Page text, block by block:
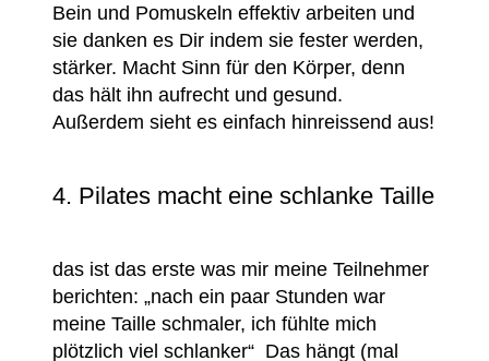
Bein und Pomuskeln effektiv arbeiten und
sie danken es Dir indem sie fester werden,
stärker. Macht Sinn für den Körper, denn
das hält ihn aufrecht und gesund.
Außerdem sieht es einfach hinreissend aus!
4. Pilates macht eine schlanke Taille
das ist das erste was mir meine Teilnehmer
berichten: „nach ein paar Stunden war
meine Taille schmaler, ich fühlte mich
plötzlich viel schlanker“ Das hängt (mal